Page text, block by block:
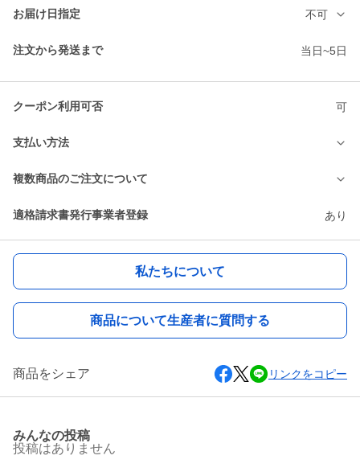
お届け日指定 不可
注文から発送まで 当日~5日
クーポン利用可否 可
支払い方法
複数商品のご注文について
適格請求書発行事業者登録 あり
私たちについて
商品について生産者に質問する
商品をシェア リンクをコピー
みんなの投稿
投稿はありません